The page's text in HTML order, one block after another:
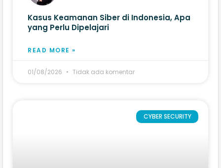
Kasus Keamanan Siber di Indonesia, Apa
yang Perlu Dipelajari
READ MORE »
01/08/2026 Tidak ada komentar
CYBER SECURITY